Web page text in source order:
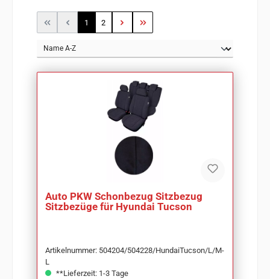
Seite
1 Seite
2
Auto PKW Schonbezug Sitzbezug
Sitzbezüge für Hyundai Tucson
Artikelnummer: 504204/504228/HundaiTucson/L/M-
L
**Lieferzeit: 1-3 Tage